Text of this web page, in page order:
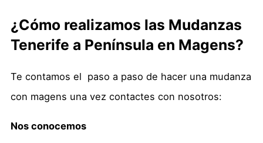
¿Cómo realizamos las Mudanzas
Tenerife a Península en Magens?
Te contamos el paso a paso de hacer una mudanza
con magens una vez contactes con nosotros:
Nos conocemos